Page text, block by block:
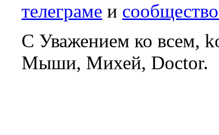
телеграме и
С Уважением ко всем,
Мыши, Михей, Doctor.